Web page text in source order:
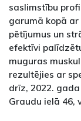
saslimstību
garumā kopā ar
pētījumus un
efektīvi
muguras
rezultējies ar
drīz, 2022.
Graudu ielā 46,